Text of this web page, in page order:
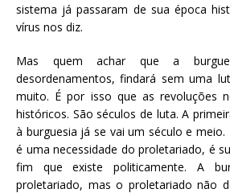
sistema já passaram de sua época
vírus nos diz.
Mas quem achar que a
desordenamentos, findará sem uma
muito. É por isso que as revoluções
históricos. São séculos de luta. A
à burguesia já se vai um século e meio.
é uma necessidade do proletariado, é
fim que existe politicamente. A
proletariado, mas o proletariado não